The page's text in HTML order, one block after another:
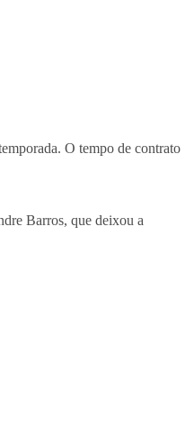
O tempo de contrato
Barros, que deixou a